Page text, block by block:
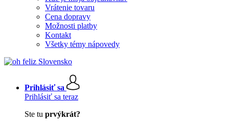
Vrátenie tovaru
Cena dopravy
Možnosti platby
Kontakt
Všetky témy nápovedy
Prihlásiť sa
Prihlásiť sa teraz
Ste tu prvýkrát?